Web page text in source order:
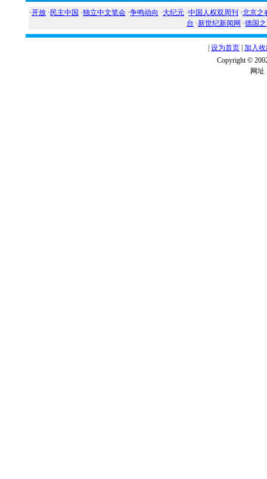
·开放 · 民主中国 ·独立中文笔会 ·争鸣动向 ·大纪元 ·中国人权双周刊 ·北京之
台 ·新世纪新闻网 ·德国
设为首页 加入
Copyright ©
网址